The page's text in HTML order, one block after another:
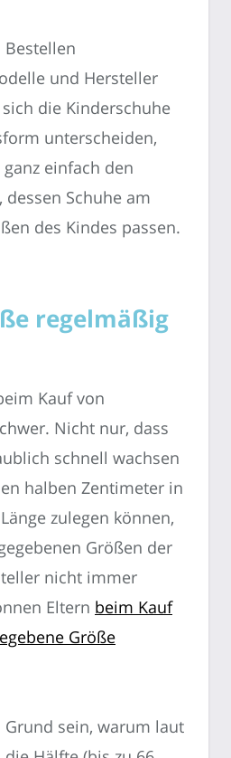
Bestellen
und Hersteller
die Kinderschuhe
unterscheiden,
einfach den
Schuhe am
des Kindes passen.
regelmäßig
Kauf von
Nicht nur, dass
schnell wachsen
halben Zentimeter in
zulegen können,
Größen der
nicht immer
Eltern beim Kauf
Größe
sein, warum laut